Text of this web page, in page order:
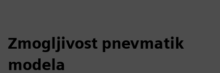
Zmogljivost pnevmatik
modela